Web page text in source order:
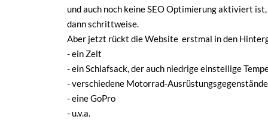
und auch noch keine SEO Optimierung aktiviert
dann schrittweise.
Aber jetzt rückt die Website erstmal in den
- ein Zelt
- ein Schlafsack, der auch niedrige einstellige
- verschiedene Motorrad-Ausrüstungsgegenstände
- eine GoPro
- u.v.a.